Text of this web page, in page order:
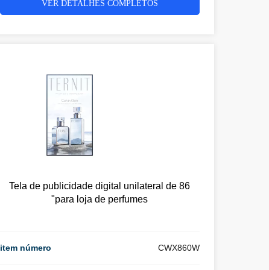
VER DETALHES COMPLETOS
Tela de publicidade digital unilateral de 86
"para loja de perfumes
item número CWX860W